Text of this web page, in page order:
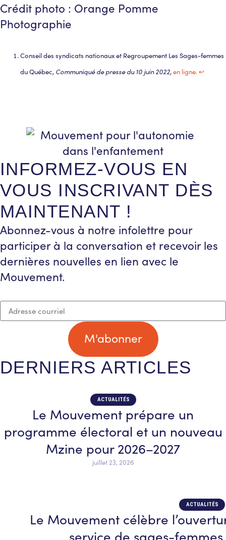
Crédit photo : Orange Pomme
Photographie
Conseil des syndicats nationaux et Regroupement Les Sages-femmes
du Québec, Communiqué de presse du 10 juin 2022,en ligne.↩︎
INFORMEZ-VOUS EN
VOUS INSCRIVANT DÈS
MAINTENANT !
Abonnez-vous à notre infolettre pour
participer à la conversation et recevoir les
dernières nouvelles en lien avec le
Mouvement.
M'abonner
DERNIERS ARTICLES
ACTUALITÉS
Le Mouvement prépare un
programme électoral et un nouveau
Mzine pour 2026–2027
juillet 23, 2026
ACTUALITÉS
Le Mouvement célèbre
service de sages-